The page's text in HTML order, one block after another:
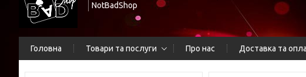
NotBadShop
Головна Товари та послуги Про нас Доставка та